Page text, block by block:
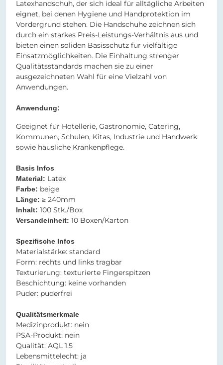
Latexhandschuh, der sich ideal für alltägliche Arbeiten
eignet, bei denen Hygiene und Handprotektion im
Vordergrund stehen. Die Handschuhe zeichnen sich
durch ein starkes Preis-Leistungs-Verhältnis aus und
bieten einen soliden Basisschutz für vielfältige
Einsatzmöglichkeiten. Die Einhaltung strenger
Qualitätsstandards machen sie zu einer
ausgezeichneten Wahl für eine Vielzahl von
Anwendungen.
Anwendung:
Geeignet für Hotellerie, Gastronomie, Catering,
Kommunen, Schulen, Kitas, Industrie und Handwerk
sowie häusliche Krankenpflege.
Basis Infos
Material: Latex​​
Farbe: beige​​​​​​​​​​​​​​
Länge: ≥ 240mm​​​​​​​​​​​​​​
Inhalt: 100 Stk./Box
Versandeinheit: 10 Boxen/Karton
Spezifische Infos​​​​​​​
​​​​​​​Materialstärke: standard
Form: rechts und links tragbar
Texturierung: texturierte Fingerspitzen
Beschichtung: keine vorhanden
Puder: puderfrei
Qualitätsmerkmale
Medizinprodukt: nein
PSA-Produkt: nein
Qualität: AQL 1.5
Lebensmittelecht: ja